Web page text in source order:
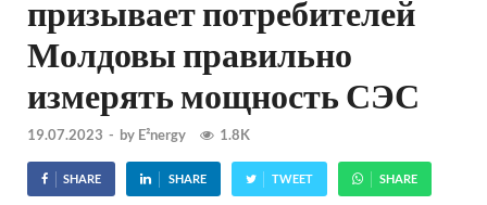
призывает потребителей
Молдовы правильно
измерять мощность СЭС
19.07.2023 - by E²nergy 1.8K
SHARE SHARE TWEET SHARE